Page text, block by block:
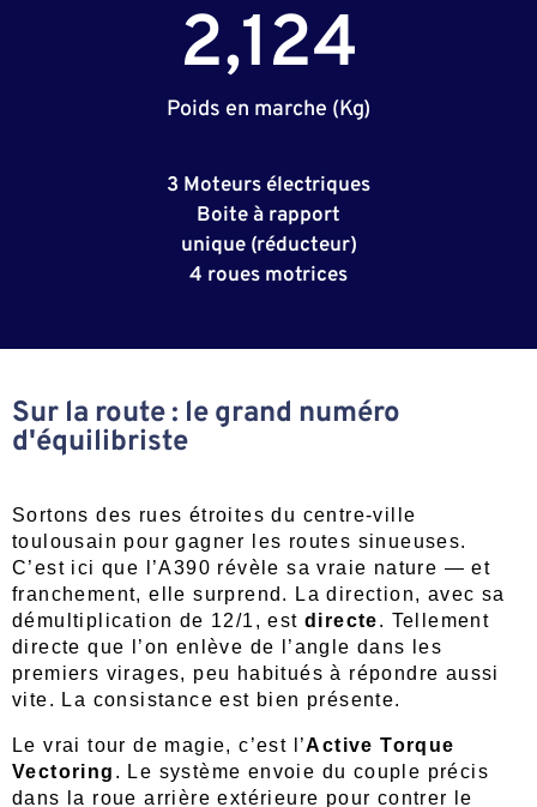
Poids en marche (Kg)
2,124
3 Moteurs électriques
Boite à rapport
unique (réducteur)
4 roues motrices
Sur la route : le grand numéro
d'équilibriste
Sortons des rues étroites du centre-ville
toulousain pour gagner les routes sinueuses.
C’est ici que l’A390 révèle sa vraie nature — et
franchement, elle surprend. La direction, avec sa
démultiplication de 12/1, est directe. Tellement
directe que l’on enlève de l’angle dans les
premiers virages, peu habitués à répondre aussi
vite. La consistance est bien présente.
Le vrai tour de magie, c’est l’Active Torque
Vectoring . Le système envoie du couple précis
dans la roue arrière extérieure pour contrer le